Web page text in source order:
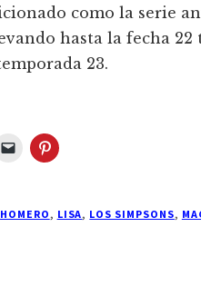
como la serie
hasta la fecha 22
23.
HOMERO , LISA, LOS SIMPSONS,